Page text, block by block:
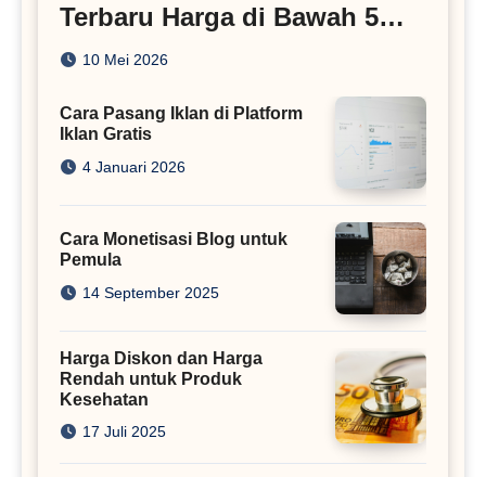
Terbaru Harga di Bawah 5
Juta
10 Mei 2026
Cara Pasang Iklan di Platform
Iklan Gratis
4 Januari 2026
Cara Monetisasi Blog untuk
Pemula
14 September 2025
Harga Diskon dan Harga
Rendah untuk Produk
Kesehatan
17 Juli 2025